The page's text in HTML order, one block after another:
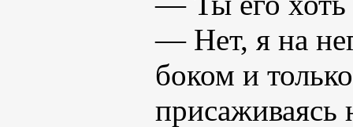
— Нет, я на
боком и
присаживаясь